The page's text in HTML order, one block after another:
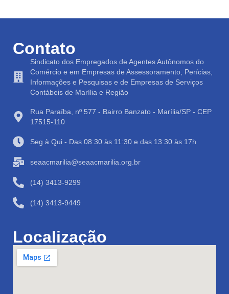
Contato
Sindicato dos Empregados de Agentes Autônomos do
Comércio e em Empresas de Assessoramento, Perícias,
Informações e Pesquisas e de Empresas de Serviços
Contábeis de Marília e Região
Rua Paraíba, nº 577 - Bairro Banzato - Marília/SP - CEP
17515-110
Seg à Qui - Das 08:30 às 11:30 e das 13:30 às 17h
seaacmarilia@seaacmarilia.org.br
(14) 3413-9299
(14) 3413-9449
Localização